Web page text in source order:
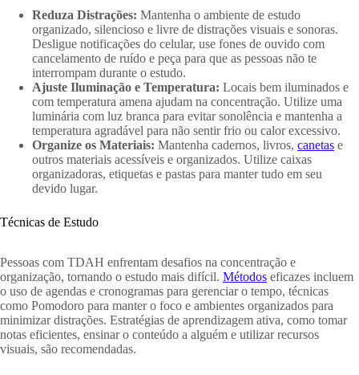
Reduza Distrações: Mantenha o ambiente de estudo
organizado, silencioso e livre de distrações visuais e sonoras.
Desligue notificações do celular, use fones de ouvido com
cancelamento de ruído e peça para que as pessoas não te
interrompam durante o estudo.
Ajuste Iluminação e Temperatura: Locais bem iluminados e
com temperatura amena ajudam na concentração. Utilize uma
luminária com luz branca para evitar sonolência e mantenha a
temperatura agradável para não sentir frio ou calor excessivo.
Organize os Materiais: Mantenha cadernos, livros, canetas e
outros materiais acessíveis e organizados. Utilize caixas
organizadoras, etiquetas e pastas para manter tudo em seu
devido lugar.
Técnicas de Estudo
Pessoas com TDAH enfrentam desafios na concentração e
organização, tornando o estudo mais difícil. Métodos eficazes incluem
o uso de agendas e cronogramas para gerenciar o tempo, técnicas
como Pomodoro para manter o foco e ambientes organizados para
minimizar distrações. Estratégias de aprendizagem ativa, como tomar
notas eficientes, ensinar o conteúdo a alguém e utilizar recursos
visuais, são recomendadas.